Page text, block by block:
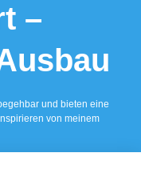
–
und bieten eine
von meinem